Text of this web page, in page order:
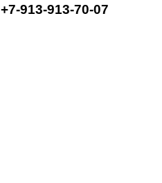
+7-913-913-70-07